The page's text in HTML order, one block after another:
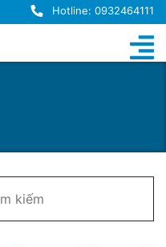
Hotline: 0932464111